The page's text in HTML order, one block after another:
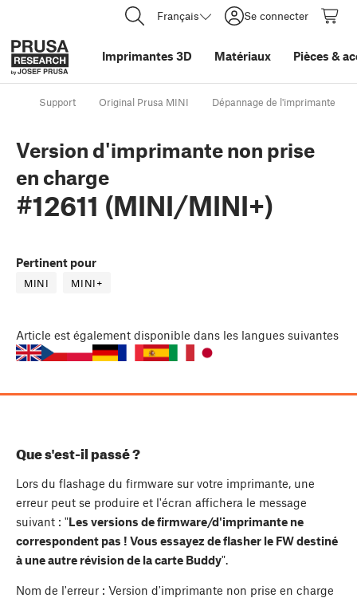
Français Se connecter
Imprimantes 3D Matériaux Pièces &
Support Original Prusa MINI Dépannage de l'imprimante
Version d'imprimante non prise
en charge
#12611 (MINI/MINI+)
Pertinent pour
MINI MINI+
Article est également disponible dans les langues suivantes
Que s'est-il passé ?
Lors du flashage du firmware sur votre imprimante, une
erreur peut se produire et l'écran affichera le message
suivant : "Les versions de firmware/d'imprimante ne
correspondent pas ! Vous essayez de flasher le FW destiné
à une autre révision de la carte Buddy".
Nom de l'erreur : Version d'imprimante non prise en charge